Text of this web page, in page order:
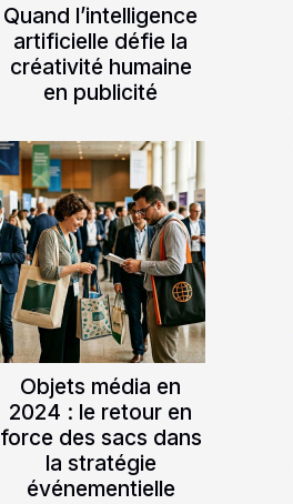
Quand l’intelligence
artificielle défie la
créativité humaine
en publicité
Objets média en
2024 : le retour en
force des sacs dans
la stratégie
événementielle